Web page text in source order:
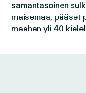
samantasoinen
maisemaa, pääset
maahan yli 40